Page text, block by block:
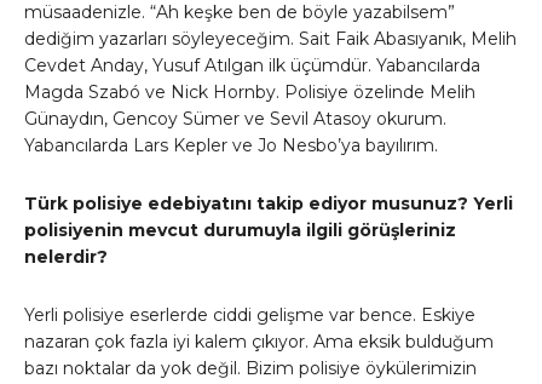
müsaadenizle. “Ah keşke ben de böyle yazabilsem”
dediğim yazarları söyleyeceğim. Sait Faik Abasıyanık, Melih
Cevdet Anday, Yusuf Atılgan ilk üçümdür. Yabancılarda
Magda Szabó ve Nick Hornby. Polisiye özelinde Melih
Günaydın, Gencoy Sümer ve Sevil Atasoy okurum.
Yabancılarda Lars Kepler ve Jo Nesbo’ya bayılırım.
Türk polisiye edebiyatını takip ediyor musunuz? Yerli
polisiyenin mevcut durumuyla ilgili görüşleriniz
nelerdir?
Yerli polisiye eserlerde ciddi gelişme var bence. Eskiye
nazaran çok fazla iyi kalem çıkıyor. Ama eksik bulduğum
bazı noktalar da yok değil. Bizim polisiye öykülerimizin